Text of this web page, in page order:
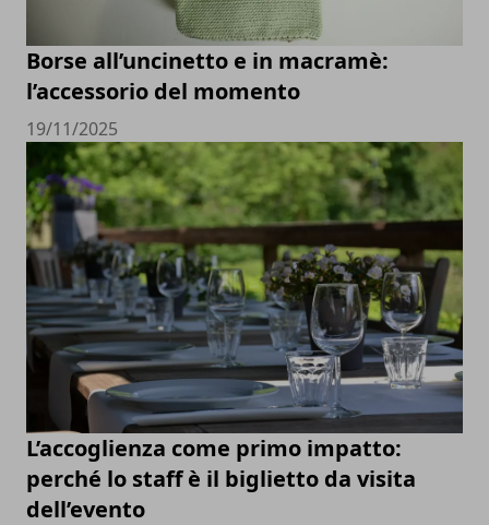
Borse all’uncinetto e in macramè:
l’accessorio del momento
19/11/2025
L’accoglienza come primo impatto:
perché lo staff è il biglietto da visita
dell’evento